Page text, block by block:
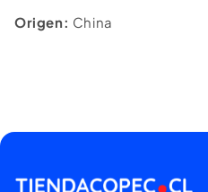
Origen: China